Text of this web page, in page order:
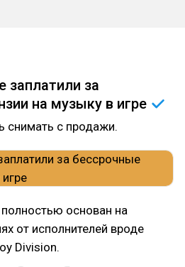
заплатили за
на музыку в игре
снимать с продажи.
основан на
от исполнителей вроде
Division.